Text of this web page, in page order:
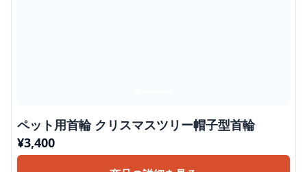
ペット用首輪 クリスマスツリー帽子型首輪
¥3,400